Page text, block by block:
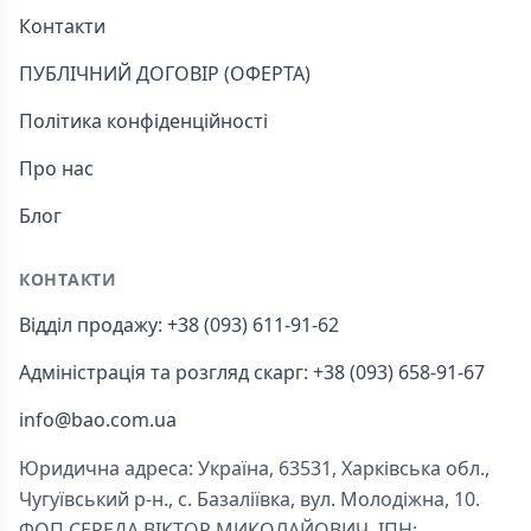
Контакти
ПУБЛІЧНИЙ ДОГОВІР (ОФЕРТА)
Політика конфіденційності
Про нас
Блог
КОНТАКТИ
Відділ продажу: +38 (093) 611-91-62
Адміністрація та розгляд скарг: +38 (093) 658-91-67
info@bao.com.ua
Юридична адреса: Україна, 63531, Харківська обл.,
Чугуївський р-н., с. Базаліївка, вул. Молодіжна, 10.